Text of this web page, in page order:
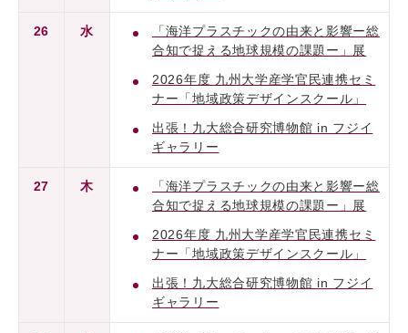
26 水
「海洋プラスチックの由来と影響ー総
合知で捉える地球規模の課題ー」展
2026年度 九州大学産学官民連携セミ
ナー「地域政策デザインスクール」
出張！九大総合研究博物館 in フジイ
ギャラリー
27 木
「海洋プラスチックの由来と影響ー総
合知で捉える地球規模の課題ー」展
2026年度 九州大学産学官民連携セミ
ナー「地域政策デザインスクール」
出張！九大総合研究博物館 in フジイ
ギャラリー